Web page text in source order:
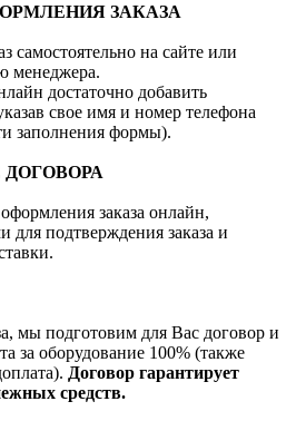
ЗАКАЗА
самостоятельно на сайте или
менеджера.
достаточно добавить
свое имя и номер телефона
заполнения формы).
заказа онлайн,
для подтверждения заказа и
мы подготовим для Вас договор и
за оборудование 100% (также
Договор гарантирует
средств.